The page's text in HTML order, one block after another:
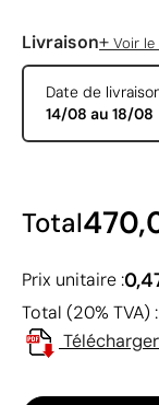
Livraison+ Voir le
Date de
14/08 au 18/08
Total
Prix unitaire :
Total (20% TVA) :